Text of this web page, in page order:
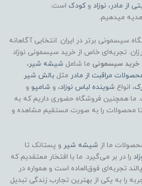
از مادر، نوزاد وکودک است.
میدهیم.
سیسمونی برتر در ایران. انتخابی آگاهانه
تجربه‌ای خاص از خرید سیسمونی نوزاد
سیسمونی ما شامل شیشه شیر،
مراقبت از مادر مثل بالش شیر
، انواع شوینده لباس نوزاد، و شامپو و
ما همچنین فروشگاه حضوری داریم که به
محصولات را به صورت مستقیم مشاهده و
ما از شیشه شیر و پستانک تا
را در بر می‌گیرد. ما با افتخار معتقدیم که
تجربه‌ای فوق‌العاده است و همواره در
را به یکی از بهترین تجارب زندگی تبدیل